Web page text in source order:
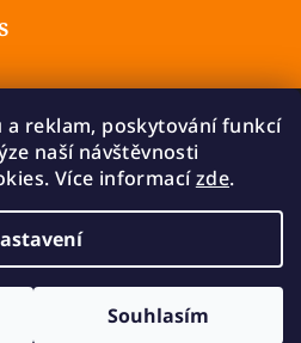
a reklam, poskytování funkcí
naší návštěvnosti
Více informacízde.
Souhlasím
údajů
. Všechna práva vyhrazena.
cookies